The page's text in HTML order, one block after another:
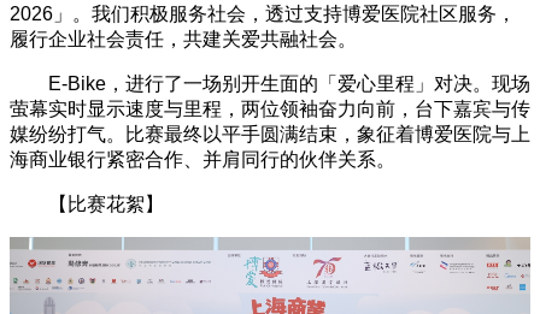
2026」。我们积极服务社会，透过支持博爱医院社区服务，
履行企业社会责任，共建关爱共融社会。
E-Bike，进行了一场别开生面的「爱心里程」对决。现场
萤幕实时显示速度与里程，两位领袖奋力向前，台下嘉宾与传
媒纷纷打气。比赛最终以平手圆满结束，象征着博爱医院与上
海商业银行紧密合作、并肩同行的伙伴关系。
【比赛花絮】